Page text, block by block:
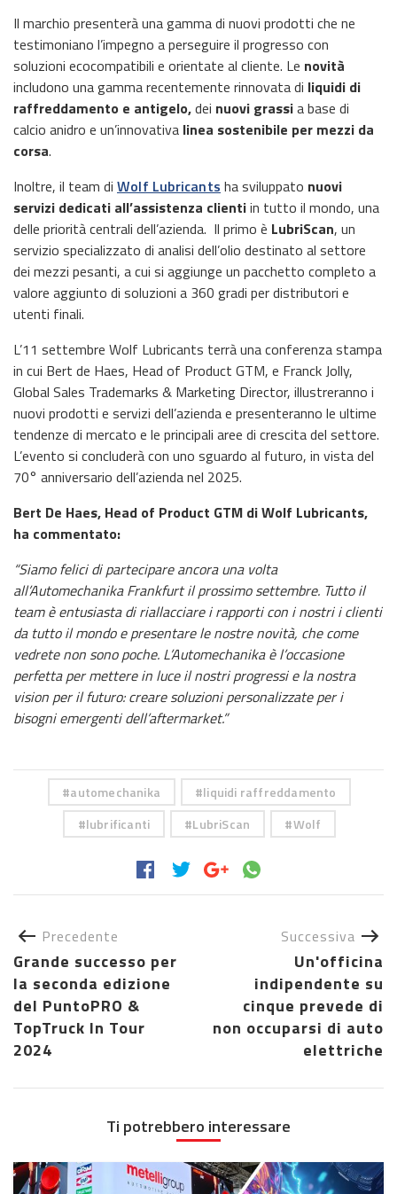
Il marchio presenterà una gamma di nuovi prodotti che ne
testimoniano l’impegno a perseguire il progresso con
soluzioni ecocompatibili e orientate al cliente. Le novità
includono una gamma recentemente rinnovata di liquidi di
raffreddamento e antigelo,dei nuovi grassia base di
calcio anidro e un’innovativa linea sostenibile per mezzi da
corsa.
Inoltre, il team di Wolf Lubricants ha sviluppato nuovi
servizi dedicati all’assistenza clientiin tutto il mondo, una
delle priorità centrali dell’azienda. Il primo è LubriScan, un
servizio specializzato di analisi dell’olio destinato al settore
dei mezzi pesanti, a cui si aggiunge un pacchetto completo a
valore aggiunto di soluzioni a 360 gradi per distributori e
utenti finali.
L’11 settembre Wolf Lubricants terrà una conferenza stampa
in cui Bert de Haes, Head of Product GTM, e Franck Jolly,
Global Sales Trademarks & Marketing Director, illustreranno i
nuovi prodotti e servizi dell’azienda e presenteranno le ultime
tendenze di mercato e le principali aree di crescita del settore.
L’evento si concluderà con uno sguardo al futuro, in vista del
70° anniversario dell’azienda nel 2025.
Bert De Haes, Head of Product GTM di Wolf Lubricants,
ha commentato:
“Siamo felici di partecipare ancora una volta
all’Automechanika Frankfurt il prossimo settembre. Tutto il
team è entusiasta di riallacciare i rapporti con i nostri i clienti
da tutto il mondo e presentare le nostre novità, che come
vedrete non sono poche. L’Automechanika è l’occasione
perfetta per mettere in luce il nostri progressi e la nostra
vision per il futuro: creare soluzioni personalizzate per i
bisogni emergenti dell’aftermarket.”
automechanika
liquidi raffreddamento
lubrificanti
LubriScan Wolf
Precedente
Grande successo per
la seconda edizione
del PuntoPRO &
TopTruck In Tour
2024
Successiva
Un'officina
indipendente su
cinque prevede di
non occuparsi di auto
elettriche
Ti potrebbero interessare